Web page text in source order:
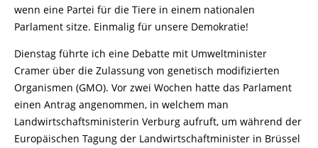
wenn eine Partei für die Tiere in einem nationalen
Parlament sitze. Einmalig für unsere Demokratie!
Dienstag führte ich eine Debatte mit Umweltminister
Cramer über die Zulassung von genetisch modifizierten
Organismen (GMO). Vor zwei Wochen hatte das Parlament
einen Antrag angenommen, in welchem man
Landwirtschaftsministerin Verburg aufruft, um während der
Europäischen Tagung der Landwirtschaftminister in Brüssel